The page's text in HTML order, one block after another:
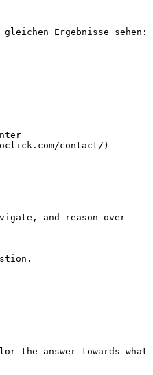
Ergebnisse sehen:
contact/)
and reason over
the answer towards what